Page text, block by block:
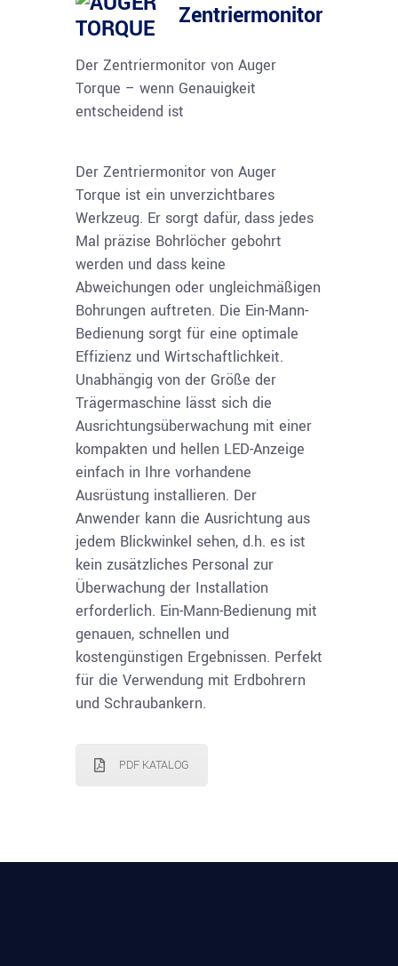
Zentriermonitor
Der Zentriermonitor von Auger
Torque – wenn Genauigkeit
entscheidend ist
Der Zentriermonitor von Auger
Torque ist ein unverzichtbares
Werkzeug. Er sorgt dafür, dass jedes
Mal präzise Bohrlöcher gebohrt
werden und dass keine
Abweichungen oder ungleichmäßigen
Bohrungen auftreten. Die Ein-Mann-
Bedienung sorgt für eine optimale
Effizienz und Wirtschaftlichkeit.
Unabhängig von der Größe der
Trägermaschine lässt sich die
Ausrichtungsüberwachung mit einer
kompakten und hellen LED-Anzeige
einfach in Ihre vorhandene
Ausrüstung installieren. Der
Anwender kann die Ausrichtung aus
jedem Blickwinkel sehen, d.h. es ist
kein zusätzliches Personal zur
Überwachung der Installation
erforderlich. Ein-Mann-Bedienung mit
genauen, schnellen und
kostengünstigen Ergebnissen. Perfekt
für die Verwendung mit Erdbohrern
und Schraubankern.
PDF KATALOG